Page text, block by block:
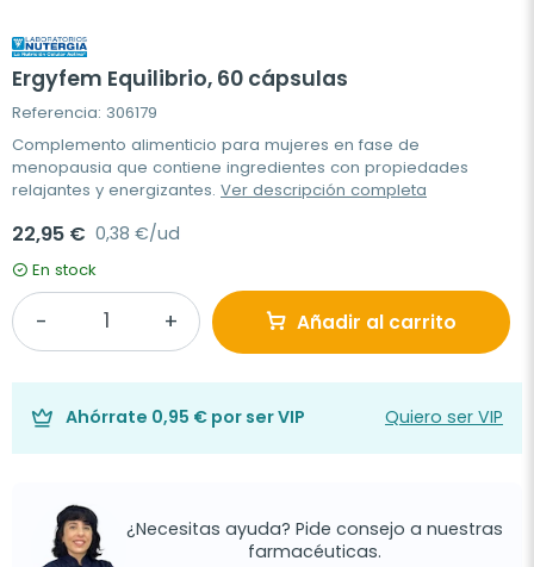
Ergyfem Equilibrio, 60 cápsulas
Referencia: 306179
Complemento alimenticio para mujeres en fase de
menopausia que contiene ingredientes con propiedades
relajantes y energizantes. Ver descripción completa
22,95 € 0,38 €/ud
En stock
Añadir al carrito
Ahórrate 0,95 € por ser VIP Quiero ser VIP
¿Necesitas ayuda? Pide consejo a nuestras
farmacéuticas.